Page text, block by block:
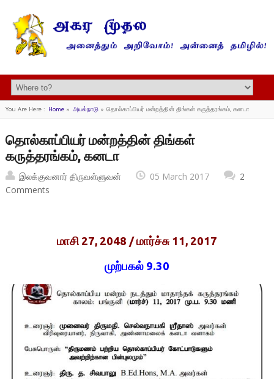
You Are Here : Home» அயல்நாடு» தொல்காப்பியர் மன்றத்தின் திங்கள் கருத்தரங்கம், கனடா
தொல்காப்பியர் மன்றத்தின் திங்கள்
கருத்தரங்கம், கனடா
இலக்குவனார் திருவள்ளுவன் 05 March 2017
2
Comments
மாசி 27, 2048 / மார்ச்சு 11, 2017
முற்பகல் 9.30